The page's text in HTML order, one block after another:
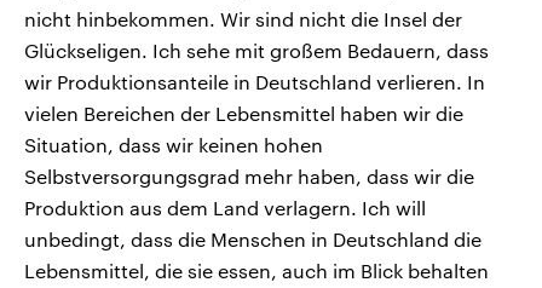
nicht hinbekommen. Wir sind nicht die Insel der
Glückseligen. Ich sehe mit großem Bedauern, dass
wir Produktionsanteile in Deutschland verlieren. In
vielen Bereichen der Lebensmittel haben wir die
Situation, dass wir keinen hohen
Selbstversorgungsgrad mehr haben, dass wir die
Produktion aus dem Land verlagern. Ich will
unbedingt, dass die Menschen in Deutschland die
Lebensmittel, die sie essen, auch im Blick behalten